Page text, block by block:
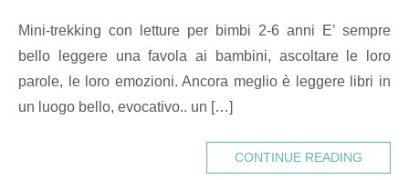
Mini-trekking con letture per bimbi 2-6 anni E’ sempre
bello leggere una favola ai bambini, ascoltare le loro
parole, le loro emozioni. Ancora meglio è leggere libri in
un luogo bello, evocativo.. un […]
CONTINUE READING